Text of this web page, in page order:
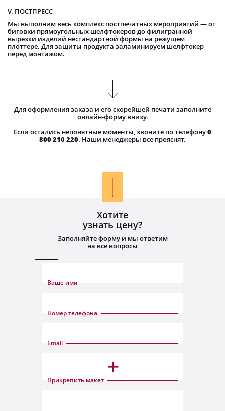
V. ПОСТПРЕСС
Мы выполним весь комплекс постпечатных мероприятий — от
биговки прямоугольных шелфтокеров до филигранной
вырезки изделий нестандартной формы на режущем
плоттере. Для защиты продукта заламинируем шелфтокер
перед монтажом.
Для оформления заказа и его скорейшей печати заполните
онлайн-форму внизу.
Если остались непонятные моменты, звоните по телефону0
800 210 220. Наши менеджеры все прояснят.
Хотите
узнать цену?
Заполняйтеформуи мы ответим
на все вопросы
Ваше имя
Номер телефона
Email
Прикрепить макет +